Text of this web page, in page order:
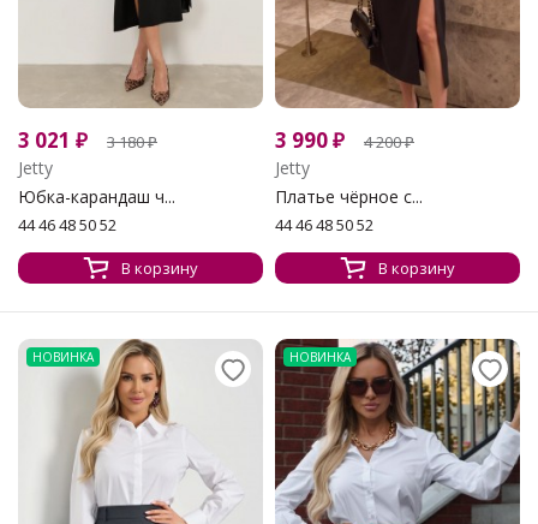
3 021 ₽ 3 180₽
Jetty
Юбка-карандаш ч...
44 46 48 50 52
В корзину
3 990₽ 4 200₽
Jetty
Платье чёрное с...
44 46 48 50 52
В корзину
НОВИНКА НОВИНКА